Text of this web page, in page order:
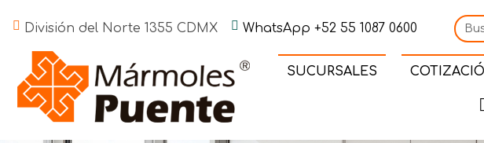
División del Norte 1355 CDMX WhatsApp +52 55 1087 0600
SUCURSALES